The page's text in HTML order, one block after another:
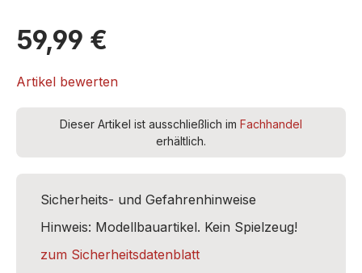
59,99 €
Artikel bewerten
Dieser Artikel ist ausschließlich im Fachhandel
erhältlich.
Sicherheits- und Gefahrenhinweise
Hinweis: Modellbauartikel. Kein Spielzeug!
zum Sicherheitsdatenblatt